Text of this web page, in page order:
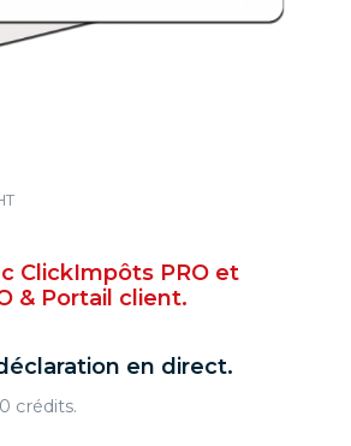
ClickImpôts PRO et
& Portail client.
en direct.
crédits.